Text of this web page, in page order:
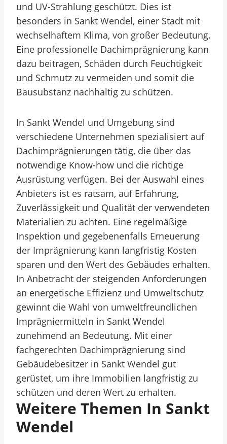
und UV-Strahlung geschützt. Dies ist
besonders in Sankt Wendel, einer Stadt mit
wechselhaftem Klima, von großer Bedeutung.
Eine professionelle Dachimprägnierung kann
dazu beitragen, Schäden durch Feuchtigkeit
und Schmutz zu vermeiden und somit die
Bausubstanz nachhaltig zu schützen.
In Sankt Wendel und Umgebung sind
verschiedene Unternehmen spezialisiert auf
Dachimprägnierungen tätig, die über das
notwendige Know-how und die richtige
Ausrüstung verfügen. Bei der Auswahl eines
Anbieters ist es ratsam, auf Erfahrung,
Zuverlässigkeit und Qualität der verwendeten
Materialien zu achten. Eine regelmäßige
Inspektion und gegebenenfalls Erneuerung
der Imprägnierung kann langfristig Kosten
sparen und den Wert des Gebäudes erhalten.
In Anbetracht der steigenden Anforderungen
an energetische Effizienz und Umweltschutz
gewinnt die Wahl von umweltfreundlichen
Imprägniermitteln in Sankt Wendel
zunehmend an Bedeutung. Mit einer
fachgerechten Dachimprägnierung sind
Gebäudebesitzer in Sankt Wendel gut
gerüstet, um ihre Immobilien langfristig zu
schützen und deren Wert zu erhalten.
Weitere Themen In Sankt
Wendel